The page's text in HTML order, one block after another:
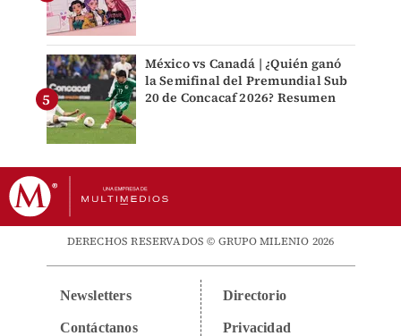
México vs Canadá | ¿Quién ganó
la Semifinal del Premundial Sub
20 de Concacaf 2026? Resumen
DERECHOS RESERVADOS © GRUPO MILENIO 2026
Newsletters
Contáctanos
Directorio
Privacidad